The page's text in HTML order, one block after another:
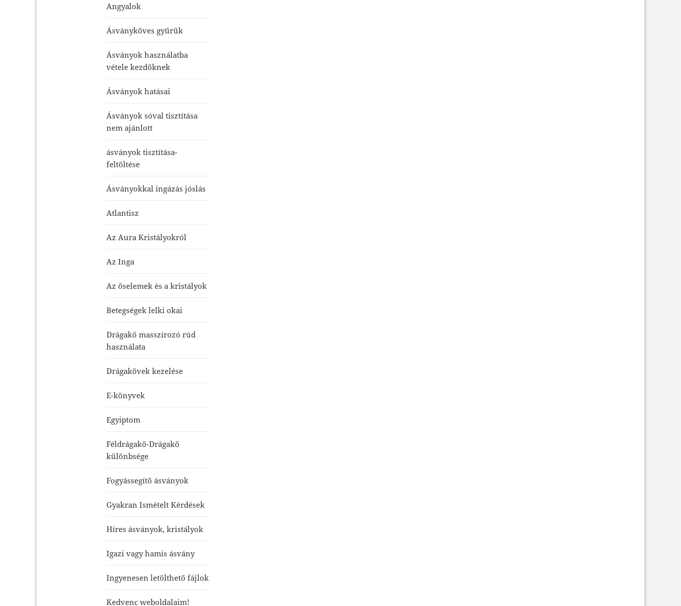
Angyalok
Ásványköves gyűrűk
Ásványok használatba
vétele kezdőknek
Ásványok hatásai
Ásványok sóval tisztítása
nem ajánlott
ásványok tisztítása-
feltöltése
Ásványokkal ingázás jóslás
Atlantisz
Az Aura Kristályokról
Az Inga
Az őselemek és a kristályok
Betegségek lelki okai
Drágakő masszírozó rúd
használata
Drágakövek kezelése
E-könyvek
Egyiptom
Féldrágakő-Drágakő
különbsége
Fogyássegítő ásványok
Gyakran Ismételt Kérdések
Híres ásványok, kristályok
Igazi vagy hamis ásvány
Ingyenesen letölthető fájlok
Kedvenc weboldalaim!